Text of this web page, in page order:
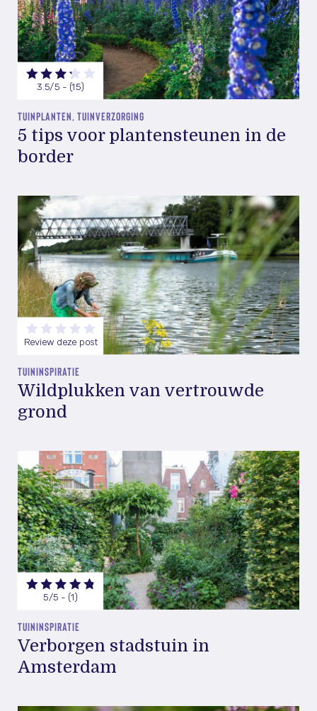
3.5/5 - (15)
TUINPLANTEN, TUINVERZORGING
5 tips voor plantensteunen in de
border
Review deze post
TUININSPIRATIE
Wildplukken van vertrouwde
grond
5/5 - (1)
TUININSPIRATIE
Verborgen stadstuin in
Amsterdam